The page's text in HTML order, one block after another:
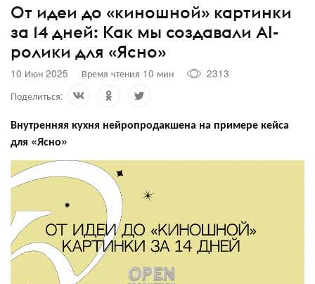
От идеи до «киношной‎» картинки
за 14 дней: Как мы создавали AI-
ролики для «Ясно‎»
10 Июн 2025 Время чтения 10 мин
2313
Поделиться:
Внутренняя кухня нейропродакшена на примере кейса
для «Ясно‎»